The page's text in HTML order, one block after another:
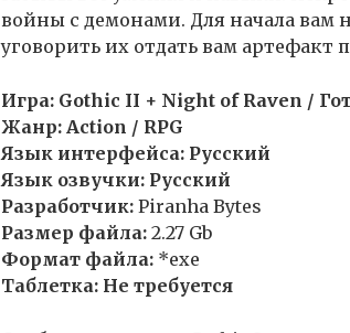
войны с демонами. Для начала вам
уговорить их отдать вам артефакт
Игра: Gothic II + Night of Raven /
Жанр: Action / RPG
Язык интерфейса: Русский
Язык озвучки: Русский
Разработчик: Piranha Bytes
Размер файла: 2.27 Gb
Формат файла: *exe
Таблетка: Не требуется